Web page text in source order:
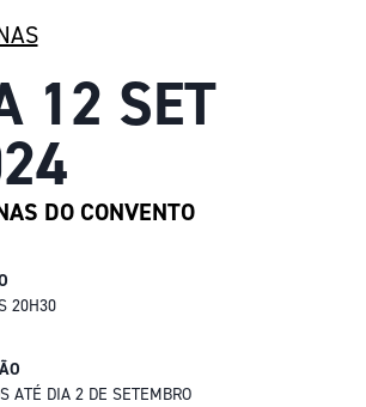
12 SET
DO CONVENTO
20H30
ATÉ DIA 2 DE SETEMBRO